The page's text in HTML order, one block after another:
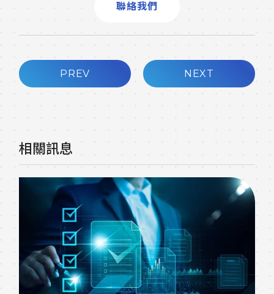
聯絡我們
PREV NEXT
相關訊息